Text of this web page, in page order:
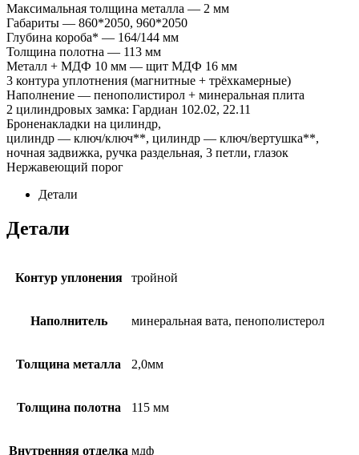
Максимальная толщина металла — 2 мм
Габариты — 860*2050, 960*2050
Глубина короба* — 164/144 мм
Толщина полотна — 113 мм
Металл + МДФ 10 мм — щит МДФ 16 мм
3 контура уплотнения (магнитные + трёхкамерные)
Наполнение — пенополистирол + минеральная плита
2 цилиндровых замка: Гардиан 102.02, 22.11
Броненакладки на цилиндр,
цилиндр — ключ/ключ**, цилиндр — ключ/вертушка**,
ночная задвижка, ручка раздельная, 3 петли, глазок
Нержавеющий порог
Детали
Детали
Контур уплонения тройной
Наполнитель минеральная вата, пенополистерол
Толщина металла 2,0мм
Толщина полотна 115 мм
Внутренняя отделка мдф